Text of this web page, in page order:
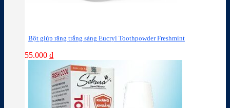
Bột giúp răng trắng sáng Eucryl Toothpowder Freshmint
55.000 ₫